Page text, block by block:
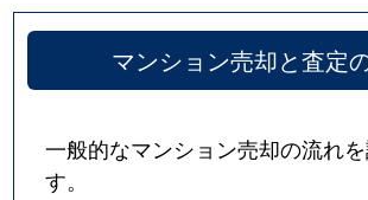
マンション売却と査定
一般的なマンション売却の流れ
す。